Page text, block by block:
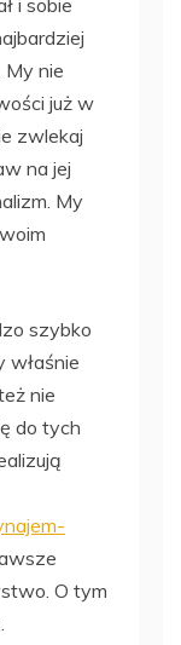
My nie
już w
zwlekaj
na jej
My
szybko
właśnie
nie
do tych
O tym